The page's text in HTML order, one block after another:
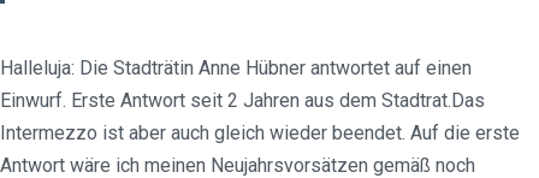
Halleluja: Die Stadträtin Anne Hübner antwortet auf einen
Einwurf. Erste Antwort seit 2 Jahren aus dem Stadtrat.Das
Intermezzo ist aber auch gleich wieder beendet. Auf die erste
Antwort wäre ich meinen Neujahrsvorsätzen gemäß noch